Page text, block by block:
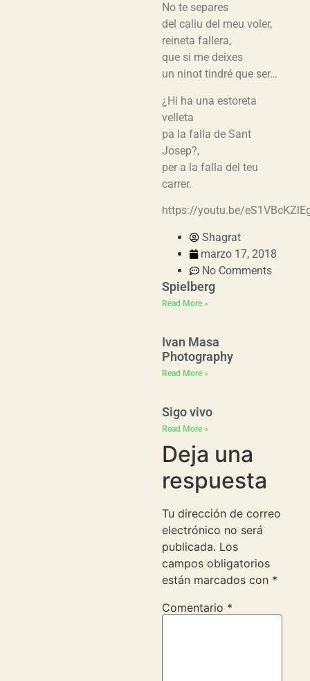
No te separes
del caliu del meu voler,
reineta fallera,
que si me deixes
un ninot tindré que ser…
¿Hi ha una estoreta
velleta
pa la falla de Sant
Josep?,
per a la falla del teu
carrer.
https://youtu.be/
Shagrat
marzo 17, 2018
No Comments
Spielberg
Read More »
Ivan Masa
Photography
Read More »
Sigo vivo
Read More »
Deja una
respuesta
Tu dirección de correo
electrónico no será
publicada. Los
campos obligatorios
están marcados con *
Comentario *